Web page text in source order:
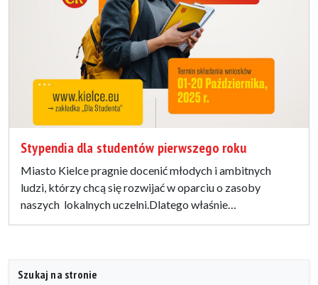
Stypendia dla studentów pierwszego roku
Miasto Kielce pragnie docenić młodych i ambitnych
ludzi, którzy chcą się rozwijać w oparciu o zasoby
naszych lokalnych uczelni.Dlatego właśnie…
Szukaj na stronie